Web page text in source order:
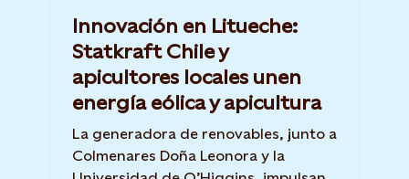
Innovación en Litueche:
Statkraft Chile y
apicultores locales unen
energía eólica y apicultura
La generadora de renovables, junto a
Colmenares Doña Leonora y la